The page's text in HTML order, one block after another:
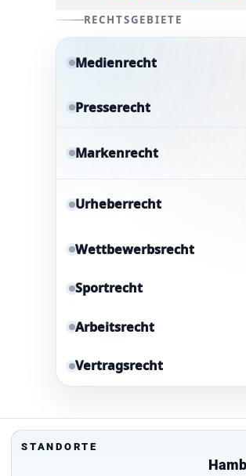
RECHTSGEBIETE
Medienrecht
Presserecht
Markenrecht
Urheberrecht
Wettbewerbsrecht
Sportrecht
Arbeitsrecht
Vertragsrecht
STANDORTE